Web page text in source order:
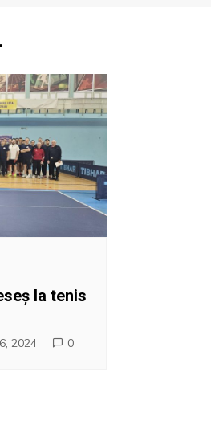
la tenis
2024 0